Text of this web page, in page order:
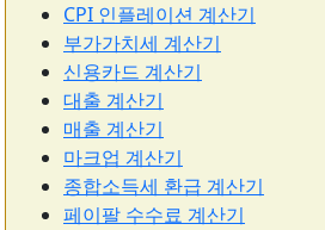
CPI 인플레이션 계산기
부가가치세 계산기
신용카드 계산기
대출 계산기
매출 계산기
마크업 계산기
종합소득세 환급 계산기
페이팔 수수료 계산기